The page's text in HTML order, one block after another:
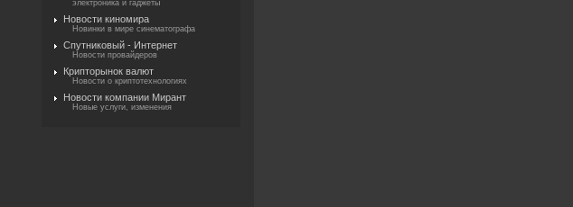
электроника и гаджеты
Новости киномира
Новинки в мире синематографа
Спутниковый - Интернет
Новости провайдеров
Крипторынок валют
Новости о криптотехнологиях
Новости компании Мирант
Новые услуги, изменения